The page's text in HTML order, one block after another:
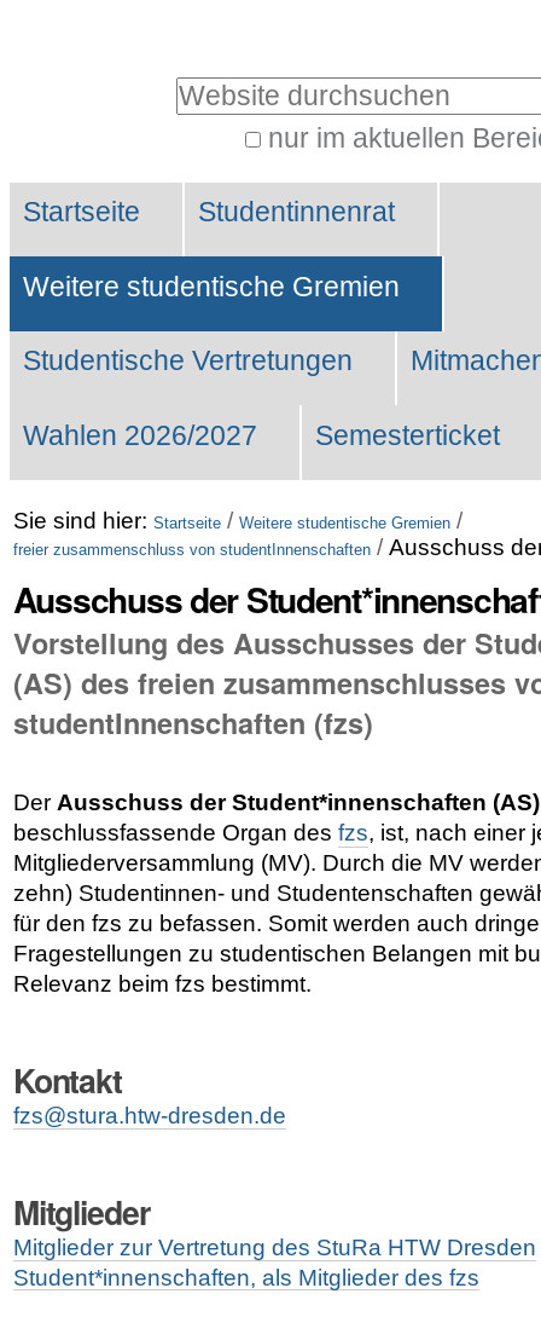
Website durchsuchen
nur im aktuellen
Suche…
Sektionen
Startseite Studentinnenrat
Weitere studentische Gremien
Studentische Vertretungen
Wahlen 2026/2027 Semesterticket
Sie sind hier: Startseite / Weitere studentische Gremien /
freier zusammenschluss von studentInnenschaften / Ausschuss
Ausschuss der
Vorstellung des Ausschusses der
(AS) des freien zusammenschlusses
studentInnenschaften (fzs)
Der Ausschuss der Student*innenschaften (AS)
beschlussfassende Organ des fzs, ist, nach einer
Mitgliederversammlung (MV). Durch die MV
zehn) Studentinnen- und Studentenschaften
für den fzs zu befassen. Somit werden auch
Fragestellungen zu studentischen Belangen mit
Relevanz beim fzs bestimmt.
Kontakt
fzs@stura.htw-dresden.de
Mitglieder
Mitglieder zur Vertretung des StuRa HTW Dresden
Student*innenschaften, als Mitglieder des fzs